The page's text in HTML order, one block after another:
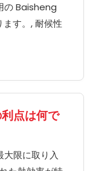
の Baisheng
す。, 耐候性
点は何で
大限に取り入